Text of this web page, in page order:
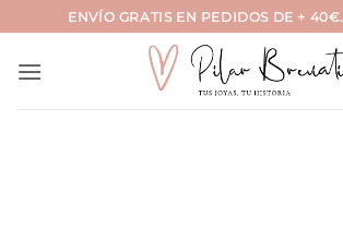
al
contenido
ENVÍO GRATIS EN PEDIDOS DE + 40€.